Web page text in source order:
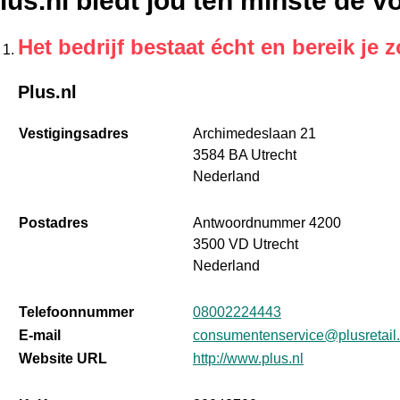
Het bedrijf bestaat écht en bereik je
Plus.nl
Vestigingsadres
Archimedeslaan 21
3584 BA Utrecht
Nederland
Postadres
Antwoordnummer 4200
3500 VD Utrecht
Nederland
Telefoonnummer
08002224443
E-mail
Website URL
http://www.plus.nl